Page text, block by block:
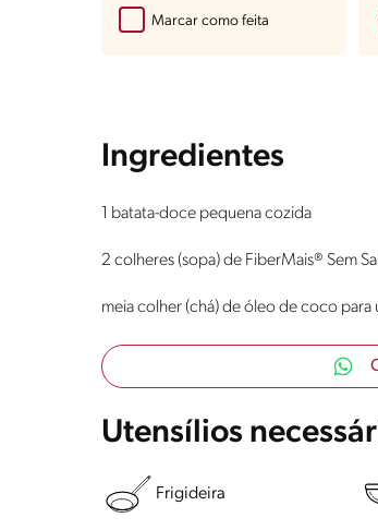
Marcar como feita
Ingredientes
1 batata-doce pequena cozida
2 colheres (sopa) de FiberMais® Sem
meia colher (chá) de óleo de coco para
Utensílios
Frigideira